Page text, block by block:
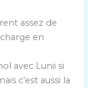
assez de
en
avec Lunii si
c’est aussi la